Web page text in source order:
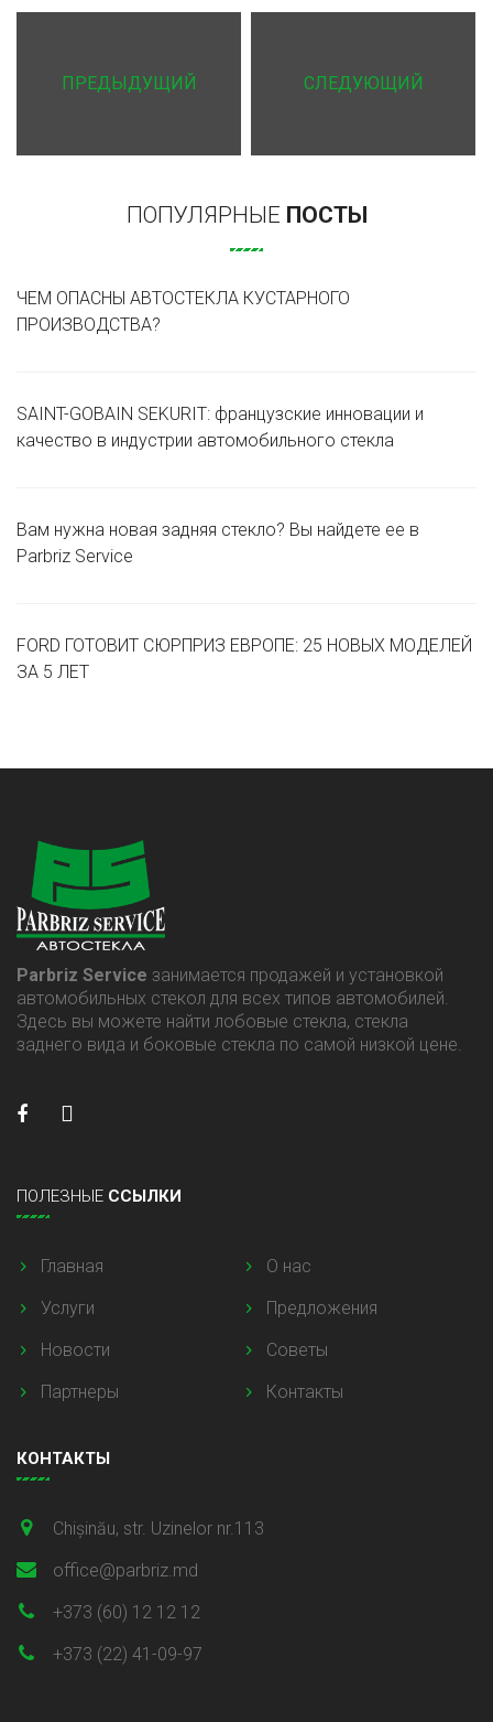
ПРЕДЫДУЩИЙ СЛЕДУЮЩИЙ
ПОПУЛЯРНЫЕ ПОСТЫ
ЧЕМ ОПАСНЫ АВТОСТЕКЛА КУСТАРНОГО
ПРОИЗВОДСТВА?
SAINT-GOBAIN SEKURIT: французские инновации и
качество в индустрии автомобильного стекла
Вам нужна новая задняя стекло? Вы найдете ее в
Parbriz Service
FORD ГОТОВИТ СЮРПРИЗ ЕВРОПЕ: 25 НОВЫХ МОДЕЛЕЙ
ЗА 5 ЛЕТ
Parbriz Service занимается продажей и установкой
автомобильных стекол для всех типов автомобилей.
Здесь вы можете найти лобовые стекла, стекла
заднего вида и боковые стекла по самой низкой цене.
ПОЛЕЗНЫЕ ССЫЛКИ
Главная
О нас
Услуги
Предложения
Новости
Советы
Партнеры
Контакты
КОНТАКТЫ
Chișinău, str. Uzinelor nr.113
office@parbriz.md
+373 (60) 12 12 12
+373 (22) 41-09-97